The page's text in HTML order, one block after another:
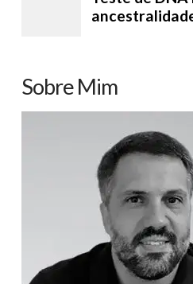
Sobre Mim